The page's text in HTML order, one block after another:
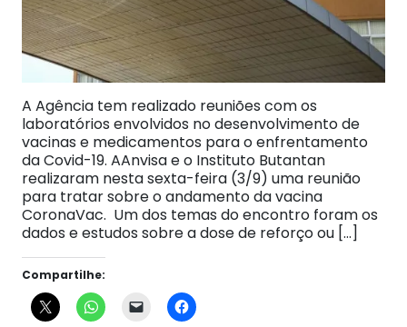
A Agência tem realizado reuniões com os
laboratórios envolvidos no desenvolvimento de
vacinas e medicamentos para o enfrentamento
da Covid-19. AAnvisa e o Instituto Butantan
realizaram nesta sexta-feira (3/9) uma reunião
para tratar sobre o andamento da vacina
CoronaVac. Um dos temas do encontro foram os
dados e estudos sobre a dose de reforço ou […]
Compartilhe: